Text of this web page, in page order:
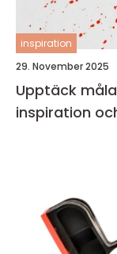
inspiration
29. November 2025
Upptäck
inspiration